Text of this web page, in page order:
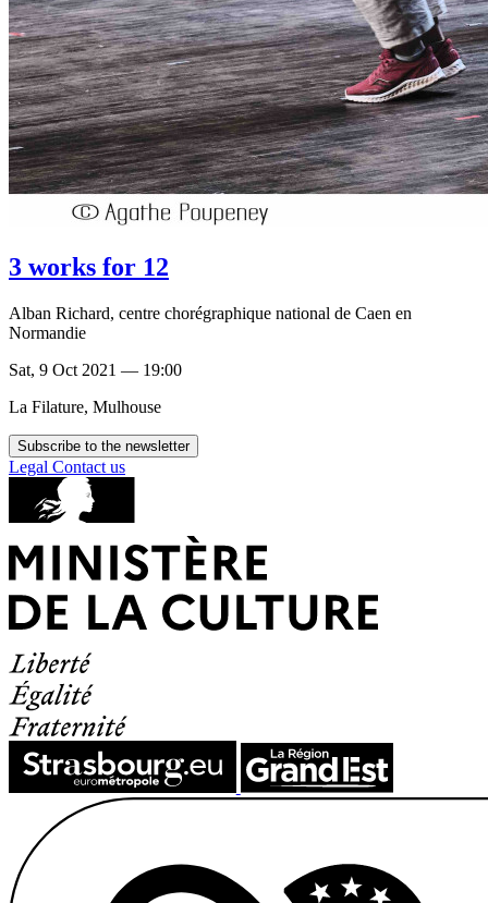
3 works for 12
Alban Richard, centre chorégraphique national de Caen en
Normandie
Sat, 9 Oct 2021 — 19:00
La Filature, Mulhouse
Subscribe to the newsletter
Legal Contact us